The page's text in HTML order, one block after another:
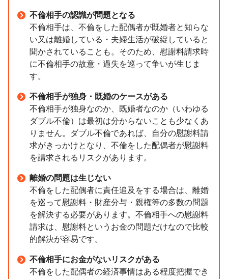
不倫相手の認識が問題となる
不倫相手は、不倫をした配偶者が既婚者と知らな
い又は離婚している・夫婦生活が破綻していると
聞かされていることも。そのため、慰謝料請求時
に不倫相手の故意・過失を巡って争いが生じま
す。
不倫相手が独身・既婚のケースがある
不倫相手が独身なのか、既婚者なのか（いわゆる
ダブル不倫）は最初は分からないことも少なくあ
りません。ダブル不倫であれば、自分の慰謝料請
求がきっかけとなり、不倫をした配偶者が慰謝料
を請求されるリスクがあります。
離婚の問題は生じない
不倫をした配偶者に責任追及をする場合は、離婚
を巡って慰謝料・財産分与・親権等の多数の問題
を解決する必要があります。不倫相手への慰謝料
請求は、慰謝料というお金の問題だけなので比較
的解決が容易です。
不倫相手にお金がないリスクがある
不倫をした配偶者の経済事情はある程度把握でき